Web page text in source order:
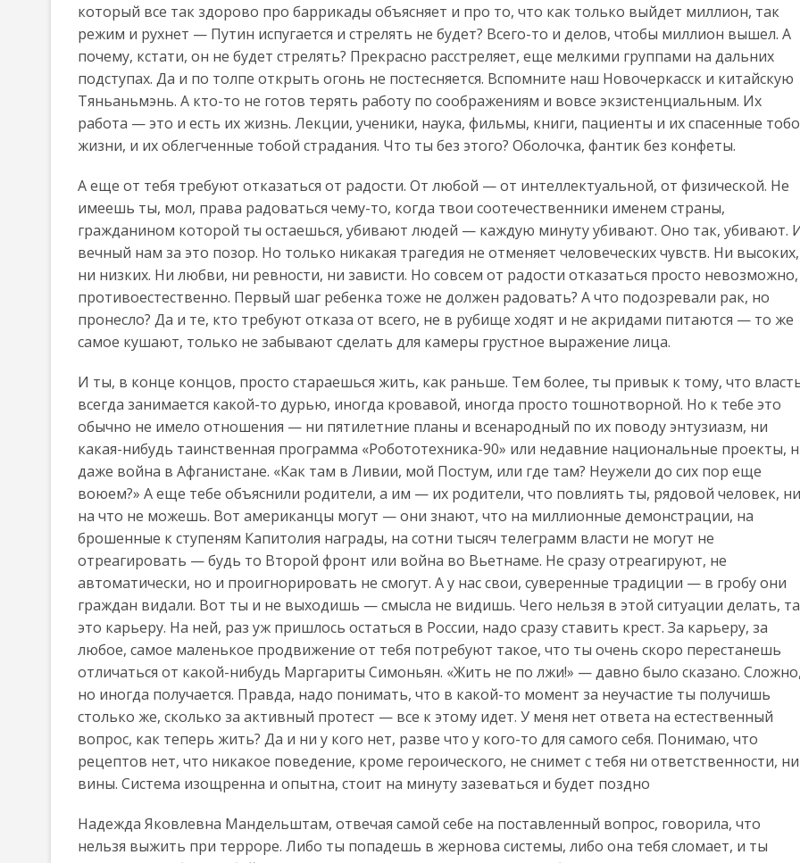
который все так здорово про баррикады объясняет и про то, что как только выйдет миллион, так
режим и рухнет — Путин испугается и стрелять не будет? Всего-то и делов, чтобы миллион вышел. А
почему, кстати, он не будет стрелять? Прекрасно расстреляет, еще мелкими группами на дальних
подступах. Да и по толпе открыть огонь не постесняется. Вспомните наш Новочеркасск и китайскую
Тяньаньмэнь. А кто-то не готов терять работу по соображениям и вовсе экзистенциальным. Их
работа — это и есть их жизнь. Лекции, ученики, наука, фильмы, книги, пациенты и их спасенные
жизни, и их облегченные тобой страдания. Что ты без этого? Оболочка, фантик без конфеты.
А еще от тебя требуют отказаться от радости. От любой — от интеллектуальной, от физической. Не
имеешь ты, мол, права радоваться чему-то, когда твои соотечественники именем страны,
гражданином которой ты остаешься, убивают людей — каждую минуту убивают. Оно так, убивают.
вечный нам за это позор. Но только никакая трагедия не отменяет человеческих чувств. Ни высоких,
ни низких. Ни любви, ни ревности, ни зависти. Но совсем от радости отказаться просто невозможно,
противоестественно. Первый шаг ребенка тоже не должен радовать? А что подозревали рак, но
пронесло? Да и те, кто требуют отказа от всего, не в рубище ходят и не акридами питаются — то же
самое кушают, только не забывают сделать для камеры грустное выражение лица.
И ты, в конце концов, просто стараешься жить, как раньше. Тем более, ты привык к тому, что
всегда занимается какой-то дурью, иногда кровавой, иногда просто тошнотворной. Но к тебе это
обычно не имело отношения — ни пятилетние планы и всенародный по их поводу энтузиазм, ни
какая-нибудь таинственная программа «Робототехника-90» или недавние национальные проекты,
даже война в Афганистане. «Как там в Ливии, мой Постум, или где там? Неужели до сих пор еще
воюем?» А еще тебе объяснили родители, а им — их родители, что повлиять ты, рядовой человек, ни
на что не можешь. Вот американцы могут — они знают, что на миллионные демонстрации, на
брошенные к ступеням Капитолия награды, на сотни тысяч телеграмм власти не могут не
отреагировать — будь то Второй фронт или война во Вьетнаме. Не сразу отреагируют, не
автоматически, но и проигнорировать не смогут. А у нас свои, суверенные традиции — в гробу они
граждан видали. Вот ты и не выходишь — смысла не видишь. Чего нельзя в этой ситуации делать,
это карьеру. На ней, раз уж пришлось остаться в России, надо сразу ставить крест. За карьеру, за
любое, самое маленькое продвижение от тебя потребуют такое, что ты очень скоро перестанешь
отличаться от какой-нибудь Маргариты Симоньян. «Жить не по лжи!» — давно было сказано. Сложно,
но иногда получается. Правда, надо понимать, что в какой-то момент за неучастие ты получишь
столько же, сколько за активный протест — все к этому идет. У меня нет ответа на естественный
вопрос, как теперь жить? Да и ни у кого нет, разве что у кого-то для самого себя. Понимаю, что
рецептов нет, что никакое поведение, кроме героического, не снимет с тебя ни ответственности, ни
вины. Система изощренна и опытна, стоит на минуту зазеваться и будет поздно
Надежда Яковлевна Мандельштам, отвечая самой себе на поставленный вопрос, говорила, что
нельзя выжить при терроре. Либо ты попадешь в жернова системы, либо она тебя сломает, и ты